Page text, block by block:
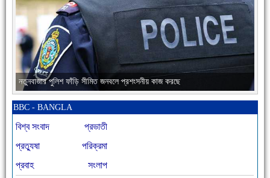
নতুনবাজার পুলিশ ফাঁড়ি সীমিত জনবলে প্রশংসনীয় কাজ করছে
BBC - BANGLA
বিশ্ব সংবাদ
প্রভাতী
প্রত্যুষা
পরিক্রমা
প্রবাহ
সংলাপ